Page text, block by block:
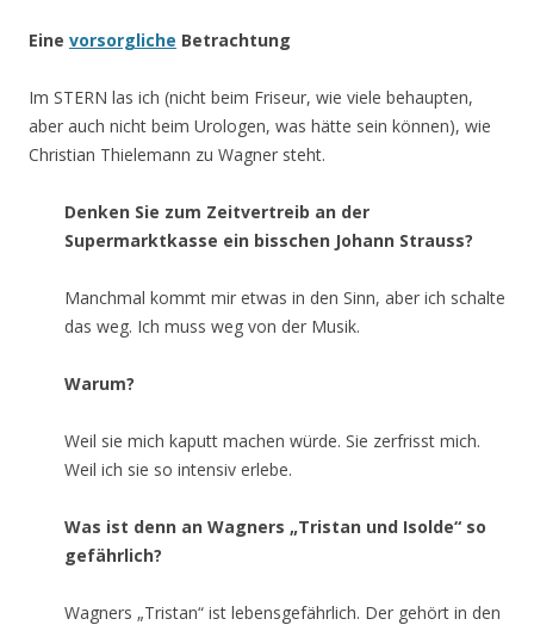
Eine vorsorgliche Betrachtung
Im STERN las ich (nicht beim Friseur, wie viele behaupten,
aber auch nicht beim Urologen, was hätte sein können), wie
Christian Thielemann zu Wagner steht.
Denken Sie zum Zeitvertreib an der
Supermarktkasse ein bisschen Johann Strauss?
Manchmal kommt mir etwas in den Sinn, aber ich schalte
das weg. Ich muss weg von der Musik.
Warum?
Weil sie mich kaputt machen würde. Sie zerfrisst mich.
Weil ich sie so intensiv erlebe.
Was ist denn an Wagners „Tristan und Isolde“ so
gefährlich?
Wagners „Tristan“ ist lebensgefährlich. Der gehört in den